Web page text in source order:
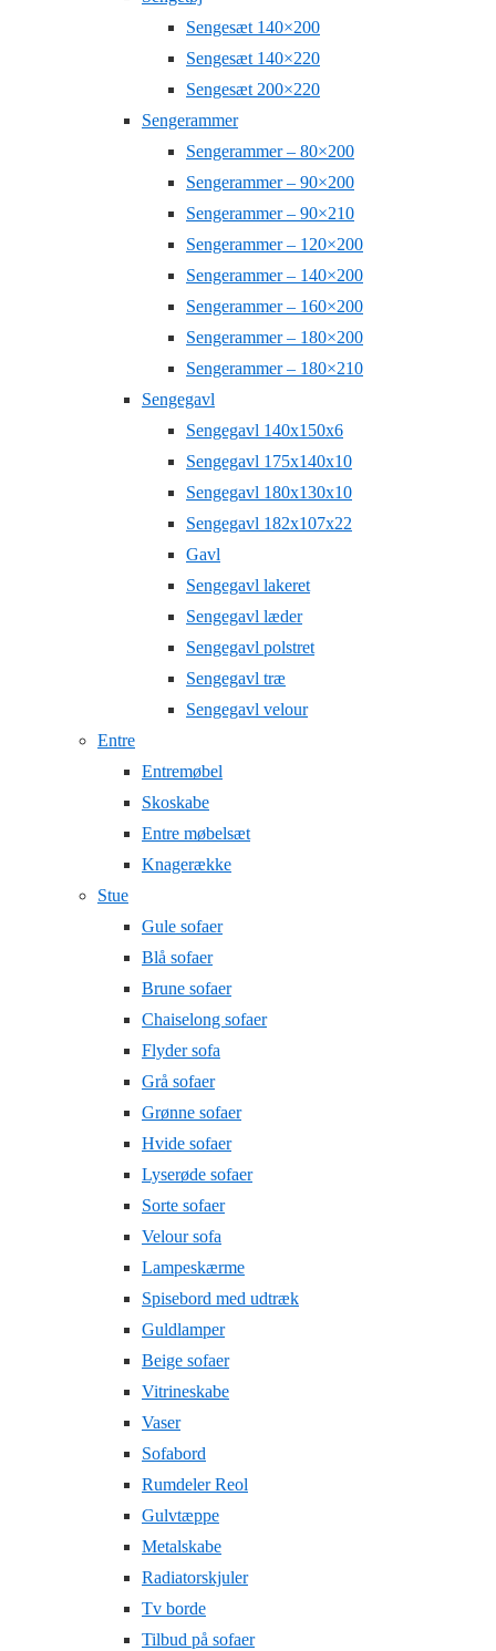
Sengesæt 140×200
Sengesæt 140×220
Sengesæt 200×220
Sengerammer
Sengerammer – 80×200
Sengerammer – 90×200
Sengerammer – 90×210
Sengerammer – 120×200
Sengerammer – 140×200
Sengerammer – 160×200
Sengerammer – 180×200
Sengerammer – 180×210
Sengegavl
Sengegavl 140x150x6
Sengegavl 175x140x10
Sengegavl 180x130x10
Sengegavl 182x107x22
Gavl
Sengegavl lakeret
Sengegavl læder
Sengegavl polstret
Sengegavl træ
Sengegavl velour
Entre
Entremøbel
Skoskabe
Entre møbelsæt
Knagerække
Stue
Gule sofaer
Blå sofaer
Brune sofaer
Chaiselong sofaer
Flyder sofa
Grå sofaer
Grønne sofaer
Hvide sofaer
Lyserøde sofaer
Sorte sofaer
Velour sofa
Lampeskærme
Spisebord med udtræk
Guldlamper
Beige sofaer
Vitrineskabe
Vaser
Sofabord
Rumdeler Reol
Gulvtæppe
Metalskabe
Radiatorskjuler
Tv borde
Tilbud på sofaer